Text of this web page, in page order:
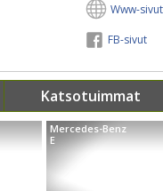
Www-sivut
FB-sivut
Katsotuimmat
Mercedes-Benz
E